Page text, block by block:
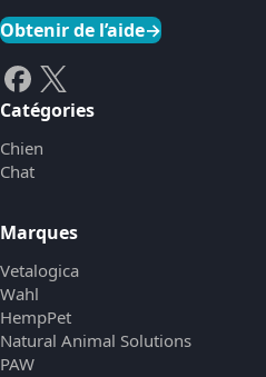
Obtenir de l’aide→
Catégories
Chien
Chat
Marques
Vetalogica
Wahl
HempPet
Natural Animal Solutions
PAW